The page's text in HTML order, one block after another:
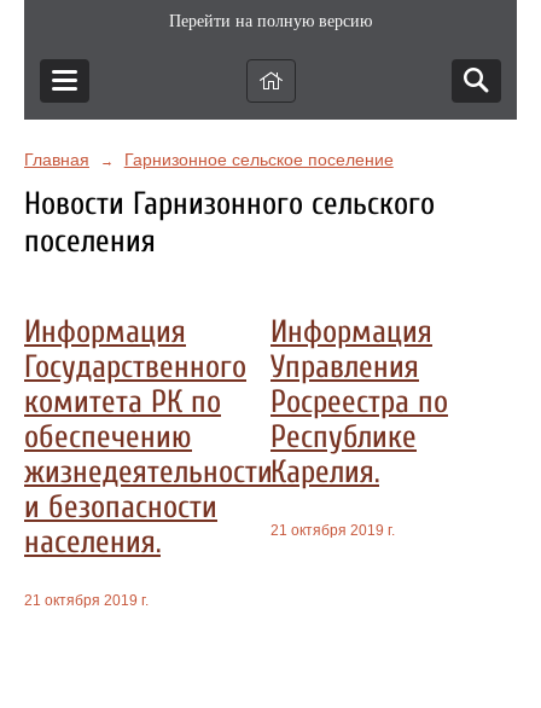
Перейти на полную версию
Главная → Гарнизонное сельское поселение
Новости Гарнизонного сельского
поселения
Информация
Государственного
комитета РК по
обеспечению
жизнедеятельности
и безопасности
населения.
21 октября 2019 г.
Информация
Управления
Росреестра по
Республике
Карелия.
21 октября 2019 г.